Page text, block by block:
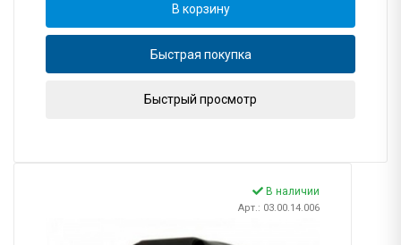
В корзину
Быстрая покупка
Быстрый просмотр
В наличии
Арт.: 03.00.14.006